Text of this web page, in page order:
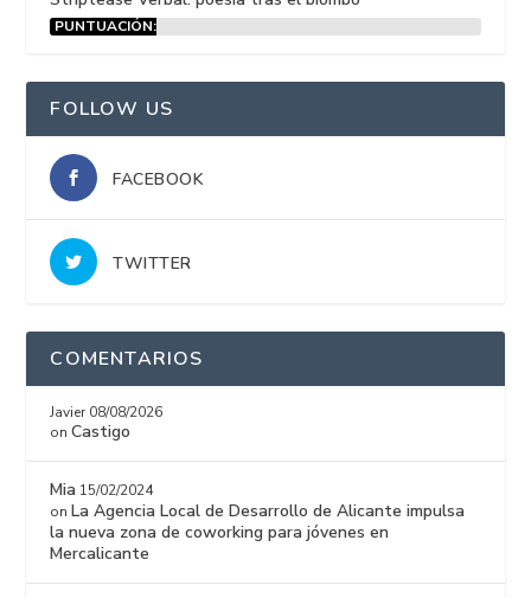
PUNTUACIÓN:
FOLLOW US
FACEBOOK
TWITTER
COMENTARIOS
Javier 08/08/2026
onCastigo
Mia 15/02/2024
on La Agencia Local de Desarrollo de Alicante impulsa
la nueva zona de coworking para jóvenes en
Mercalicante